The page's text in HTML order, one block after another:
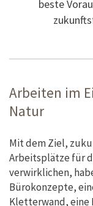
beste
Arbeiten im
Natur
Mit dem Ziel,
Arbeitsplätze für
verwirklichen,
Bürokonzepte,
Kletterwand, eine